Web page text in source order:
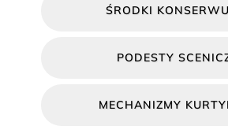
ŚRODKI
PODESTY
MECHANIZMY